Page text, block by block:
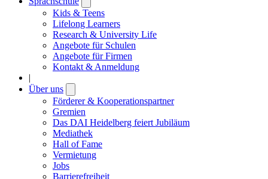
submenu
Kids & Teens
Lifelong Learners
Research & University Life
Angebote für Schulen
Angebote für Firmen
Kontakt & Anmeldung
|
Über uns
submenu
Förderer & Kooperationspartner
Gremien
Das DAI Heidelberg feiert Jubiläum
Mediathek
Hall of Fame
Vermietung
Jobs
Barrierefreiheit